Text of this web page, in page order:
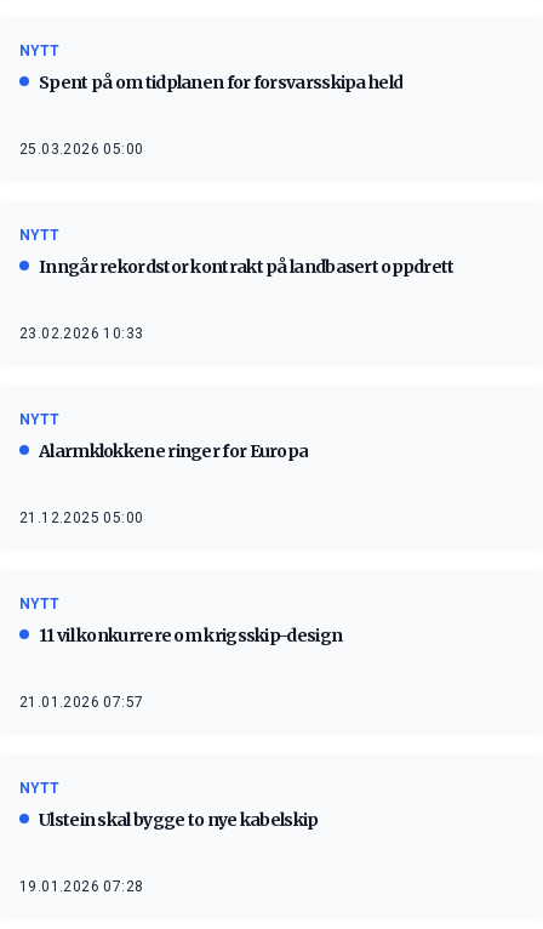
NYTT
Spent på om tidplanen for forsvarsskipa held
25.03.2026 05:00
NYTT
Inngår rekordstor kontrakt på landbasert oppdrett
23.02.2026 10:33
NYTT
Alarmklokkene ringer for Europa
21.12.2025 05:00
NYTT
11 vil konkurrere om krigsskip-design
21.01.2026 07:57
NYTT
Ulstein skal bygge to nye kabelskip
19.01.2026 07:28